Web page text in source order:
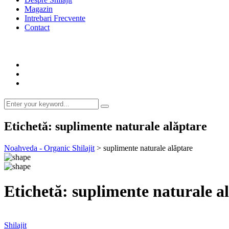
Magazin
Intrebari Frecvente
Contact
Etichetă: suplimente naturale alăptare
Noahveda - Organic Shilajit > suplimente naturale alăptare
Etichetă: suplimente naturale
Shilajit